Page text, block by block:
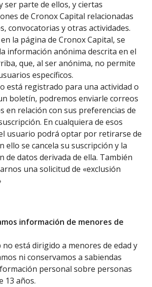
ser parte de ellos, y ciertas
de Cronox Capital relacionadas
convocatorias y otras actividades.
la página de Cronox Capital, se
información anónima descrita en el
que, al ser anónima, no permite
específicos.
está registrado para una actividad o
boletín, podremos enviarle correos
en relación con sus preferencias de
En cualquiera de esos
usuario podrá optar por retirarse de
ello se cancela su suscripción y la
de datos derivada de ella. También
una solicitud de «exclusión
información de menores de
no está dirigido a menores de edad y
ni conservamos a sabiendas
personal sobre personas
13 años.